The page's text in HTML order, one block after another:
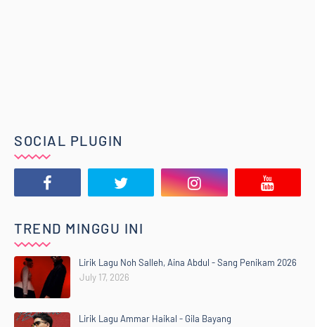
SOCIAL PLUGIN
TREND MINGGU INI
Lirik Lagu Noh Salleh, Aina Abdul - Sang Penikam 2026
July 17, 2026
Lirik Lagu Ammar Haikal - Gila Bayang